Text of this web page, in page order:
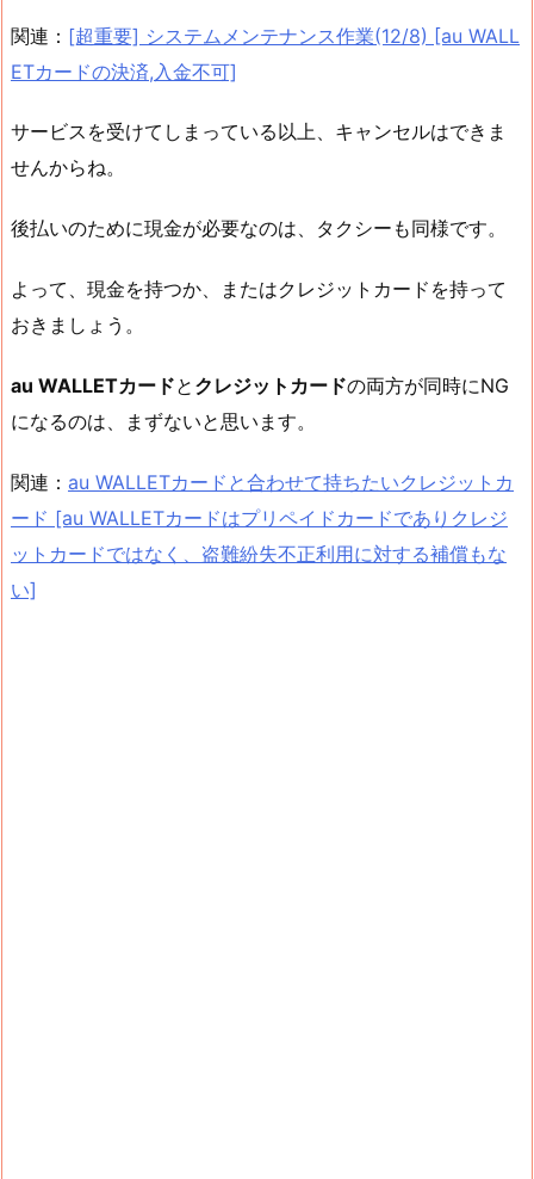
関連： [超重要] システムメンテナンス作業(12/8) [au WALL
ETカードの決済,入金不可]
サービスを受けてしまっている以上、キャンセルはできま
せんからね。
後払いのために現金が必要なのは、タクシーも同様です。
よって、現金を持つか、またはクレジットカードを持って
おきましょう。
au WALLETカードと クレジットカードの両方が同時にNG
になるのは、まずないと思います。
関連： au WALLETカードと合わせて持ちたいクレジットカ
ード [au WALLETカードはプリペイドカードでありクレジ
ットカードではなく、盗難紛失不正利用に対する補償もな
い]